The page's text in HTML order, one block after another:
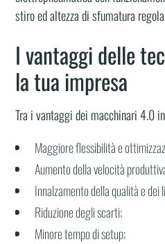
stiro ed altezza di sfumatura
I vantaggi delle
la tua impresa
Tra i vantaggi dei macchinari 4.0
Maggiore flessibilità e
Aumento della velocità
Innalzamento della qualità e dei
Riduzione degli scarti;
Minore tempo di setup;